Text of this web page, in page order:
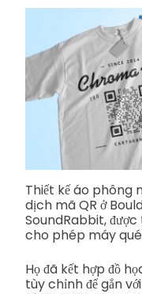
Thiết kế áo phông
dịch mã QR ở
SoundRabbit,
cho phép máy
Họ đã kết hợp đồ
tùy chỉnh để gắn